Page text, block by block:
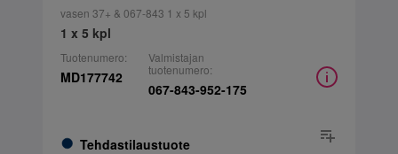
vasen 37+ & 067-843 1 x 5 kpl
1 x 5 kpl
Tuotenumero:
MD177742
Tehdastilaustuote
Valmistajan
tuotenumero:
067-843-952-175